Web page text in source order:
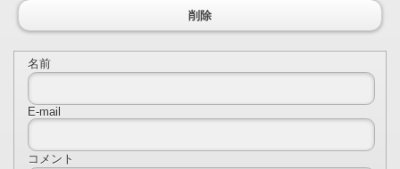
削除
名前
E-mail
コメント